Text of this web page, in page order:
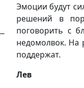
Эмоции будут
решений в
поговорить с
недомолвок. На
поддержат.
Лев